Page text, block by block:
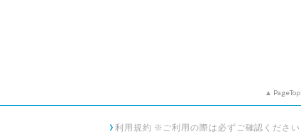
PageTop
利用規約 ※ご利用の際は必ずご確認ください